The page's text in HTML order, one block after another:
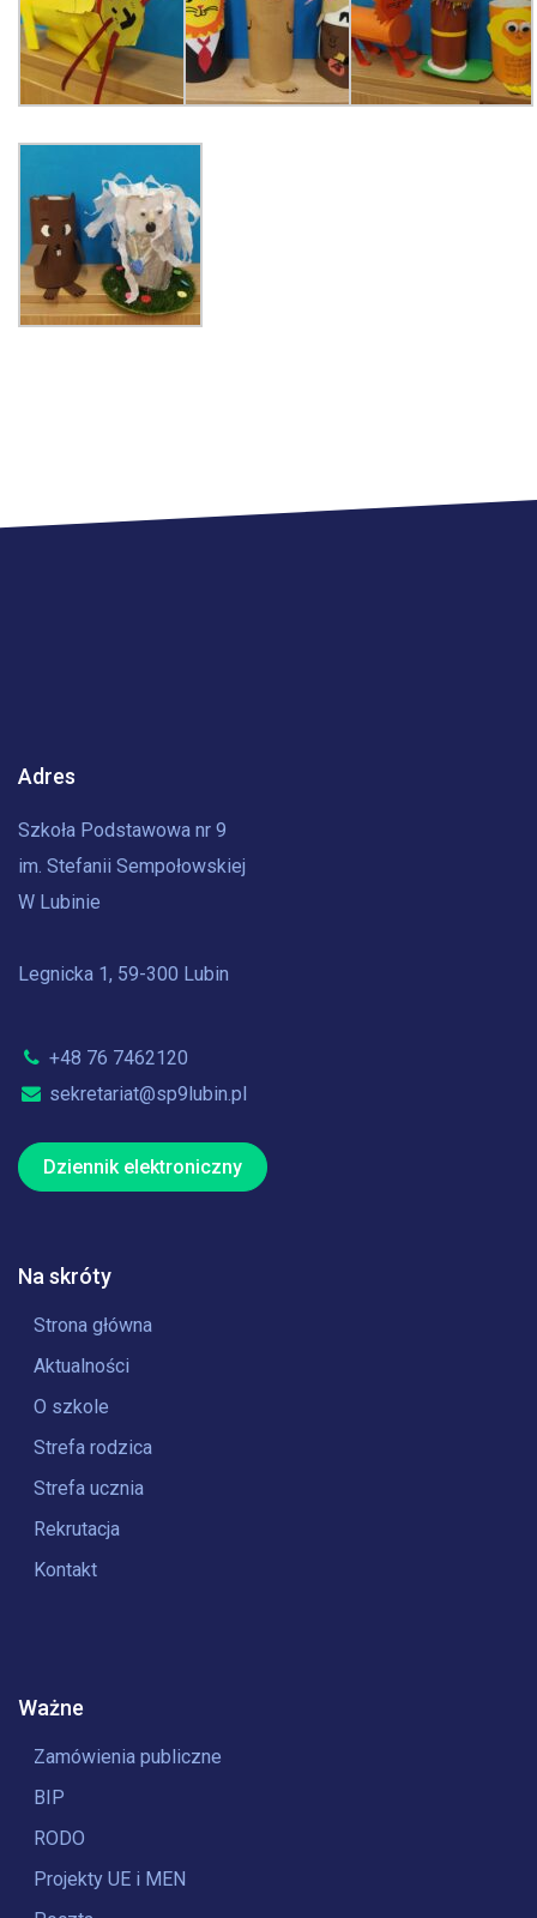
Adres
Szkoła Podstawowa nr 9
im. Stefanii Sempołowskiej
W Lubinie
Legnicka 1, 59-300 Lubin
+48 76 7462120
sekretariat@sp9lubin.pl
Dziennik elektroniczny
Na skróty
Strona główna
Aktualności
O szkole
Strefa rodzica
Strefa ucznia
Rekrutacja
Kontakt
Ważne
Zamówienia publiczne
BIP
RODO
Projekty UE i MEN